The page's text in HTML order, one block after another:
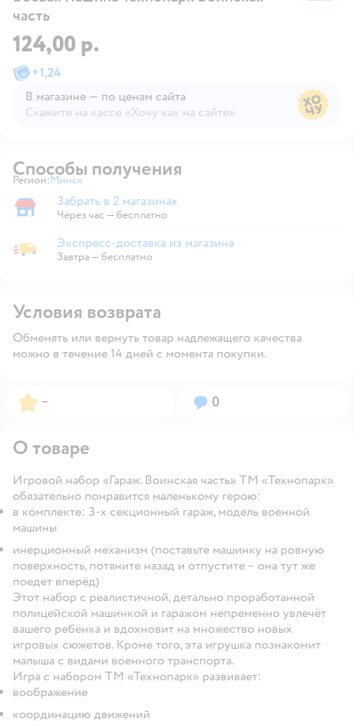
часть
124,00 р.
+1,24
В магазине — по ценам сайта
Скажите на кассе «Хочу как на сайте»
Способы получения
Регион: Выбор адреса доставки.
Минск
Забрать в магазине
Забрать в 2 магазинах
Через час — бесплатно
Экспресс-доставка из магазина
Экспресс-доставка из магазина
Завтра—бесплатно
Условия возврата
Обменять или вернуть товар надлежащего качества
можно в течение 14 дней с момента покупки.
Рейтинг:
– Вопросов:
0
О товаре
Игровой набор «Гараж. Воинская часть» ТМ «Технопарк»
обязательно понравится маленькому герою:
в комплекте: 3-х секционный гараж, модель военной
машины
инерционный механизм (поставьте машинку на ровную
поверхность, потяните назад и отпустите – она тут же
поедет вперёд)
Этот набор с реалистичной, детально проработанной
полицейской машинкой и гаражом непременно увлечёт
вашего ребёнка и вдохновит на множество новых
игровых сюжетов. Кроме того, эта игрушка познакомит
малыша с видами военного транспорта.
Игра с набором ТМ «Технопарк» развивает:
воображение
координацию движений